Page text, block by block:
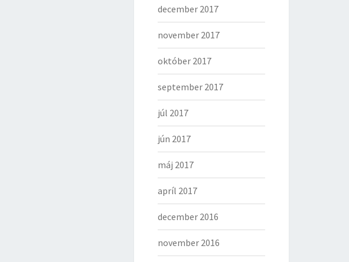
december 2017
november 2017
október 2017
september 2017
júl 2017
jún 2017
máj 2017
apríl 2017
december 2016
november 2016